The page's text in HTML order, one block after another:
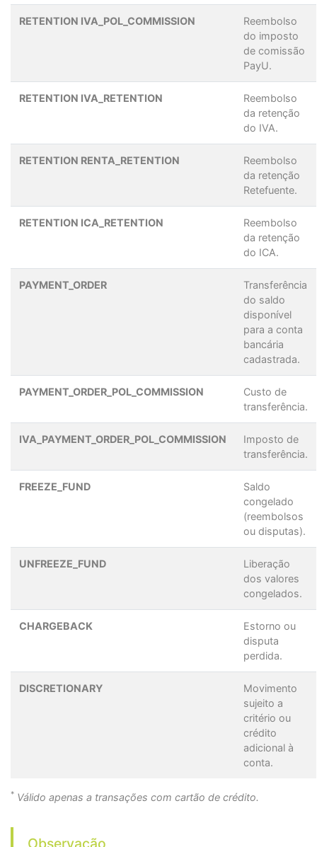
RETENTION IVA_POL_COMMISSION
Reembolso
do imposto
de comissão
PayU.
RETENTION IVA_RETENTION
Reembolso
da retenção
do IVA.
RETENTION RENTA_RETENTION
Reembolso
da retenção
Retefuente.
RETENTION ICA_RETENTION
Reembolso
da retenção
do ICA.
PAYMENT_ORDER
Transferência
do saldo
disponível
para a conta
bancária
cadastrada.
PAYMENT_ORDER_POL_COMMISSION
Custo de
transferência.
IVA_PAYMENT_ORDER_POL_COMMISSION
Imposto de
transferência.
FREEZE_FUND
Saldo
congelado
(reembolsos
ou disputas).
UNFREEZE_FUND
Liberação
dos valores
congelados.
CHARGEBACK
Estorno ou
disputa
perdida.
DISCRETIONARY
Movimento
sujeito a
critério ou
crédito
adicional à
conta.
* Válido apenas a transações com cartão de crédito.
Observação